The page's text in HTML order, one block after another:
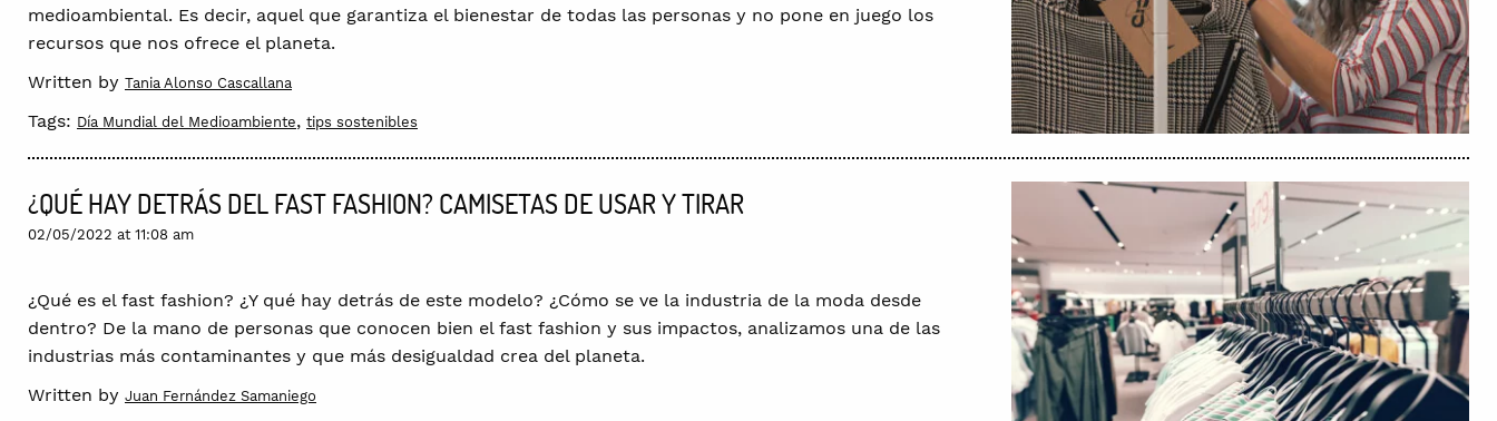
medioambiental. Es decir, aquel que garantiza el bienestar de todas las personas y no pone en juego los
recursos que nos ofrece el planeta.
Written by Tania Alonso Cascallana
Tags: Día Mundial del Medioambiente, tips sostenibles
¿QUÉ HAY DETRÁS DEL FAST FASHION? CAMISETAS DE USAR Y TIRAR
02/05/2022 at 11:08 am
¿Qué es el fast fashion? ¿Y qué hay detrás de este modelo? ¿Cómo se ve la industria de la moda desde
dentro? De la mano de personas que conocen bien el fast fashion y sus impactos, analizamos una de las
industrias más contaminantes y que más desigualdad crea del planeta.
Written by Juan Fernández Samaniego